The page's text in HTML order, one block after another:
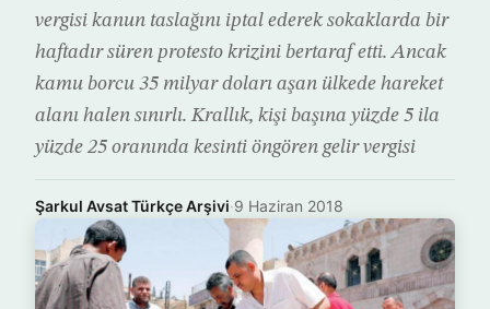
vergisi kanun taslağını iptal ederek sokaklarda bir
haftadır süren protesto krizini bertaraf etti. Ancak
kamu borcu 35 milyar doları aşan ülkede hareket
alanı halen sınırlı. Krallık, kişi başına yüzde 5 ila
yüzde 25 oranında kesinti öngören gelir vergisi
Şarkul Avsat Türkçe Arşivi·9 Haziran 2018